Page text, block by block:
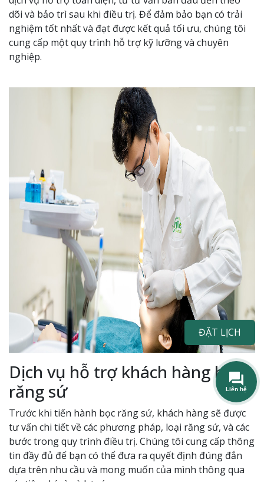
dõi và bảo trì sau khi điều trị. Để đảm bảo bạn có trải
nghiệm tốt nhất và đạt được kết quả tối ưu, chúng tôi
cung cấp một quy trình hỗ trợ kỹ lưỡng và chuyên
nghiệp.
Dịch vụ hỗ trợ khách hàng bọc
răng sứ
Trước khi tiến hành bọc răng sứ, khách hàng sẽ được
tư vấn chi tiết về các phương pháp, loại răng sứ, và các
bước trong quy trình điều trị. Chúng tôi cung cấp thông
tin đầy đủ để bạn có thể đưa ra quyết định đúng đắn
dựa trên nhu cầu và mong muốn của mình thông qua
ĐẶT LỊCH
Liên hệ